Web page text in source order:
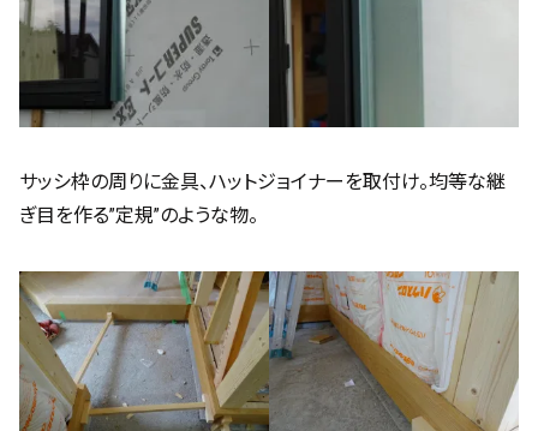
サッシ枠の周りに金具、ハットジョイナーを取付け。均等な継
ぎ目を作る”定規”のような物。